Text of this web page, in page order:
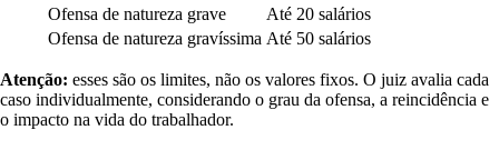
Ofensa de natureza grave
Até 20 salários
Ofensa de natureza gravíssima Até 50 salários
Atenção: esses são os limites, não os valores fixos. O juiz avalia cada
caso individualmente, considerando o grau da ofensa, a reincidência e
o impacto na vida do trabalhador.